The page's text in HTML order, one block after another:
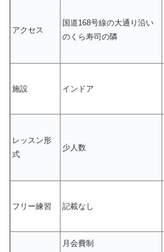
アクセス
国道168号線の大通り沿い
のくら寿司の隣
施設 インドア
レッスン形
式
少人数
フリー練習 記載なし
月会費制